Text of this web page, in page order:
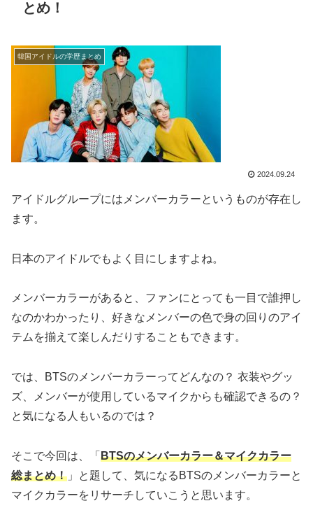
とめ！
韓国アイドルの学歴まとめ
2024.09.24
アイドルグループにはメンバーカラーというものが存在し
ます。
日本のアイドルでもよく目にしますよね。
メンバーカラーがあると、ファンにとっても一目で誰押し
なのかわかったり、好きなメンバーの色で身の回りのアイ
テムを揃えて楽しんだりすることもできます。
では、BTSのメンバーカラーってどんなの？ 衣装やグッ
ズ、メンバーが使用しているマイクからも確認できるの？
と気になる人もいるのでは？
そこで今回は、「 BTSのメンバーカラー＆マイクカラー
総まとめ！ 」と題して、気になるBTSのメンバーカラーと
マイクカラーをリサーチしていこうと思います。